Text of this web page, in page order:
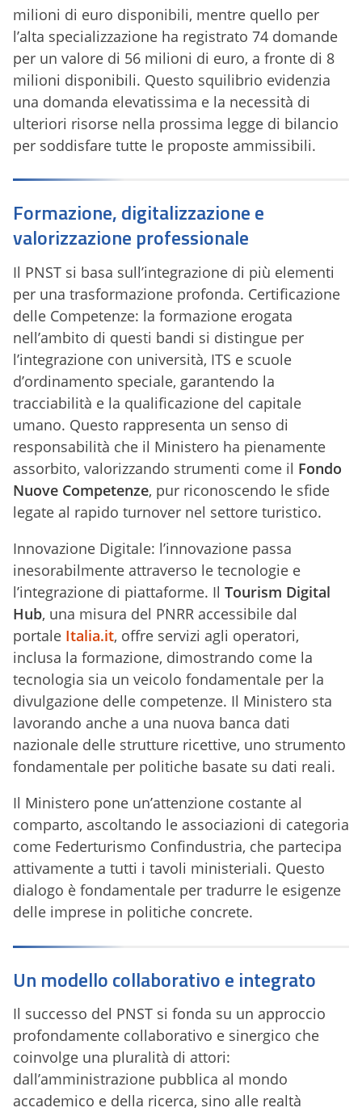
milioni di euro disponibili, mentre quello per
l’alta specializzazione ha registrato 74 domande
per un valore di 56 milioni di euro, a fronte di 8
milioni disponibili. Questo squilibrio evidenzia
una domanda elevatissima e la necessità di
ulteriori risorse nella prossima legge di bilancio
per soddisfare tutte le proposte ammissibili.
Formazione, digitalizzazione e
valorizzazione professionale
Il PNST si basa sull’integrazione di più elementi
per una trasformazione profonda. Certificazione
delle Competenze: la formazione erogata
nell’ambito di questi bandi si distingue per
l’integrazione con università, ITS e scuole
d’ordinamento speciale, garantendo la
tracciabilità e la qualificazione del capitale
umano. Questo rappresenta un senso di
responsabilità che il Ministero ha pienamente
assorbito, valorizzando strumenti come il Fondo
Nuove Competenze, pur riconoscendo le sfide
legate al rapido turnover nel settore turistico.
Innovazione Digitale: l’innovazione passa
inesorabilmente attraverso le tecnologie e
l’integrazione di piattaforme. Il Tourism Digital
Hub, una misura del PNRR accessibile dal
portale Italia.it, offre servizi agli operatori,
inclusa la formazione, dimostrando come la
tecnologia sia un veicolo fondamentale per la
divulgazione delle competenze. Il Ministero sta
lavorando anche a una nuova banca dati
nazionale delle strutture ricettive, uno strumento
fondamentale per politiche basate su dati reali.
Il Ministero pone un’attenzione costante al
comparto, ascoltando le associazioni di categoria
come Federturismo Confindustria, che partecipa
attivamente a tutti i tavoli ministeriali. Questo
dialogo è fondamentale per tradurre le esigenze
delle imprese in politiche concrete.
Un modello collaborativo e integrato
Il successo del PNST si fonda su un approccio
profondamente collaborativo e sinergico che
coinvolge una pluralità di attori:
dall’amministrazione pubblica al mondo
accademico e della ricerca, sino alle realtà